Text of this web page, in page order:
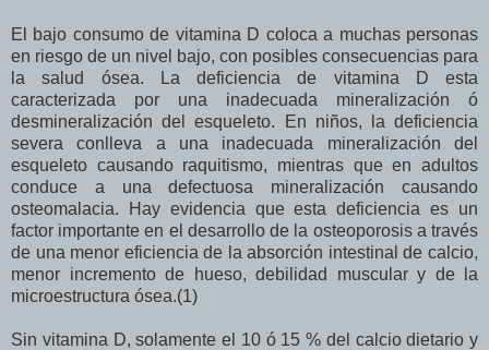
El bajo consumo de vitamina D coloca a muchas personas
en riesgo de un nivel bajo, con posibles consecuencias para
la salud ósea. La deficiencia de vitamina D esta
caracterizada por una inadecuada mineralización ó
desmineralización del esqueleto. En niños, la deficiencia
severa conlleva a una inadecuada mineralización del
esqueleto causando raquitismo, mientras que en adultos
conduce a una defectuosa mineralización causando
osteomalacia. Hay evidencia que esta deficiencia es un
factor importante en el desarrollo de la osteoporosis a través
de una menor eficiencia de la absorción intestinal de calcio,
menor incremento de hueso, debilidad muscular y de la
microestructura ósea.(1)
Sin vitamina D, solamente el 10 ó 15 % del calcio dietario y